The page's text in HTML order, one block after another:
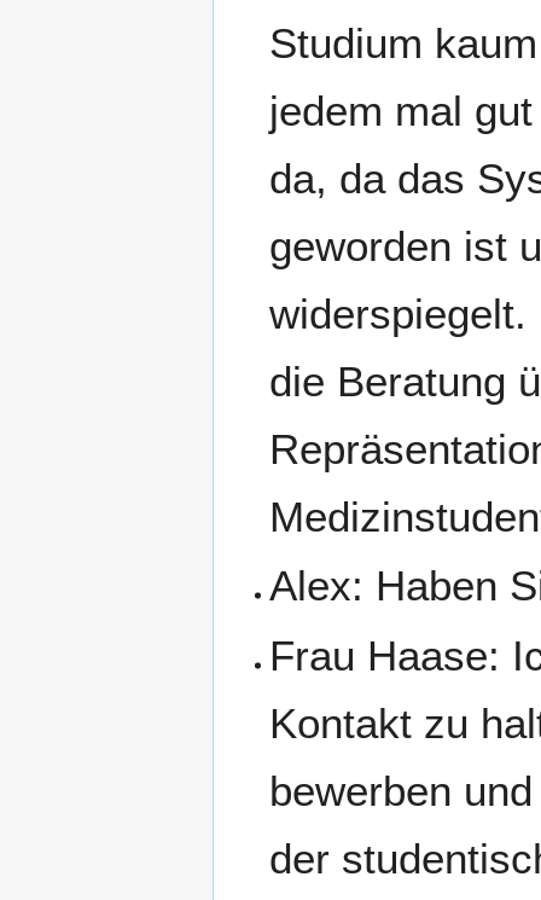
Studium
jedem mal
da, da das
geworden ist
die Beratung
Alex: Haben
Frau Haase:
Kontakt zu
bewerben
der